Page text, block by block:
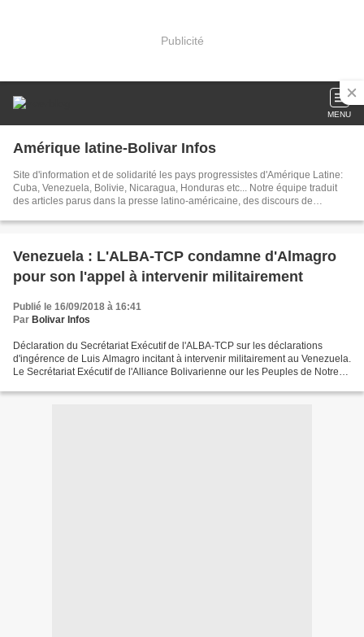
Publicité
MENU
Amérique latine-Bolivar Infos
Site d'information et de solidarité les pays progressistes d'Amérique Latine:
Cuba, Venezuela, Bolivie, Nicaragua, Honduras etc... Notre équipe traduit
des articles parus dans la presse latino-américaine, des discours de
latine. Dans nos articles publiés chaque jour, nous tâchons d'être toujours au
Venezuela : L'ALBA-TCP condamne d'Almagro
pour son l'appel à intervenir militairement
Publié le 16/09/2018 à 16:41
Par Bolivar Infos
Déclaration du Secrétariat Exécutif de l'ALBA-TCP sur les déclarations
d'ingérence de Luis Almagro incitant à intervenir militairement au Venezuela.
Le Secrétariat Exécutif de l'Alliance Bolivarienne our les Peuples de Notre